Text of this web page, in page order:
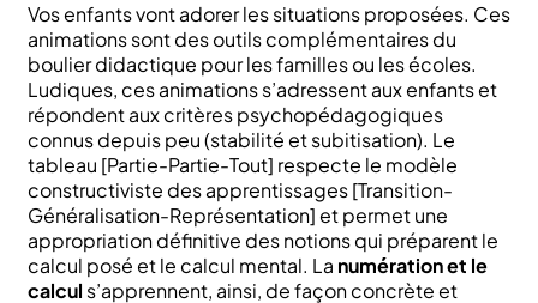
Vos enfants vont adorer les situations proposées. Ces
animations sont des outils complémentaires du
boulier didactique pour les familles ou les écoles.
Ludiques, ces animations s’adressent aux enfants et
répondent aux critères psychopédagogiques
connus depuis peu (stabilité et subitisation). Le
tableau [Partie-Partie-Tout] respecte le modèle
constructiviste des apprentissages [Transition-
Généralisation-Représentation] et permet une
appropriation définitive des notions qui préparent le
calcul posé et le calcul mental. La numération et le
calcul s’apprennent, ainsi, de façon concrète et